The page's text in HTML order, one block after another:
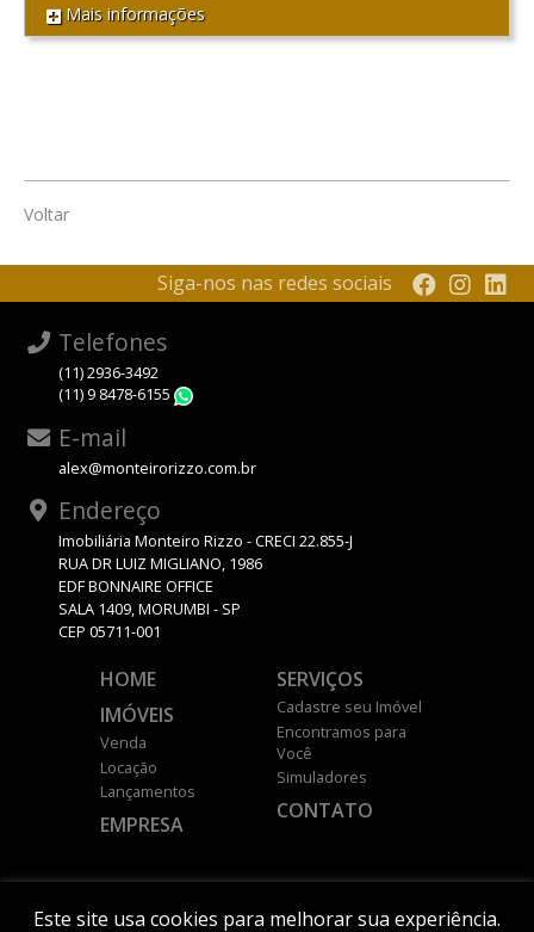
Mais informações
Voltar
Este site usa cookies para melhorar sua experiência.
Siga-nos nas redes sociais
Telefones
(11) 2936-3492
(11) 9 8478-6155
E-mail
alex@monteirorizzo.com.br
Endereço
Imobiliária Monteiro Rizzo - CRECI 22.855-J
RUA DR LUIZ MIGLIANO, 1986
EDF BONNAIRE OFFICE
SALA 1409, MORUMBI - SP
CEP 05711-001
HOME
IMÓVEIS
Venda
Locação
Lançamentos
EMPRESA
SERVIÇOS
Cadastre seu Imóvel
Encontramos para
Você
Simuladores
CONTATO